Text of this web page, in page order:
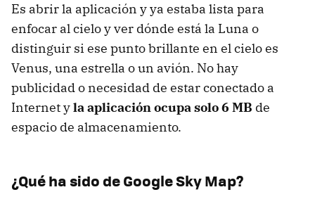
Es abrir la aplicación y ya estaba lista para
enfocar al cielo y ver dónde está la Luna o
distinguir si ese punto brillante en el cielo es
Venus, una estrella o un avión. No hay
publicidad o necesidad de estar conectado a
Internet yla aplicación ocupa solo 6 MB de
espacio de almacenamiento.
¿Qué ha sido de Google Sky Map?